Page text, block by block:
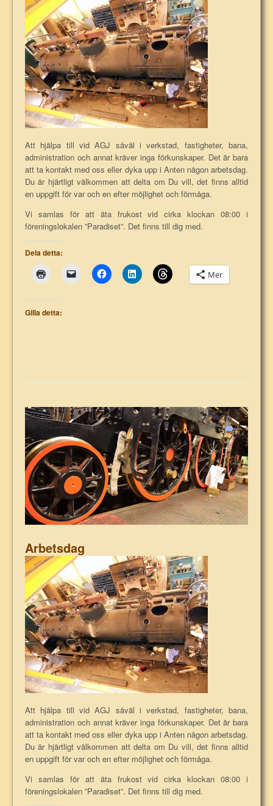
Att hjälpa till vid AGJ såväl i verkstad, fastigheter, bana,
administration och annat kräver inga förkunskaper. Det är bara
att ta kontakt med oss eller dyka upp i Anten någon arbetsdag.
Du är hjärtligt välkommen att delta om Du vill, det finns alltid
en uppgift för var och en efter möjlighet och förmåga.
Vi samlas för att äta frukost vid cirka klockan 08:00 i
föreningslokalen ”Paradiset”. Det finns till dig med.
Dela detta:
Mer
Gilla detta:
Arbetsdag
Att hjälpa till vid AGJ såväl i verkstad, fastigheter, bana,
administration och annat kräver inga förkunskaper. Det är bara
att ta kontakt med oss eller dyka upp i Anten någon arbetsdag.
Du är hjärtligt välkommen att delta om Du vill, det finns alltid
en uppgift för var och en efter möjlighet och förmåga.
Vi samlas för att äta frukost vid cirka klockan 08:00 i
föreningslokalen ”Paradiset”. Det finns till dig med.